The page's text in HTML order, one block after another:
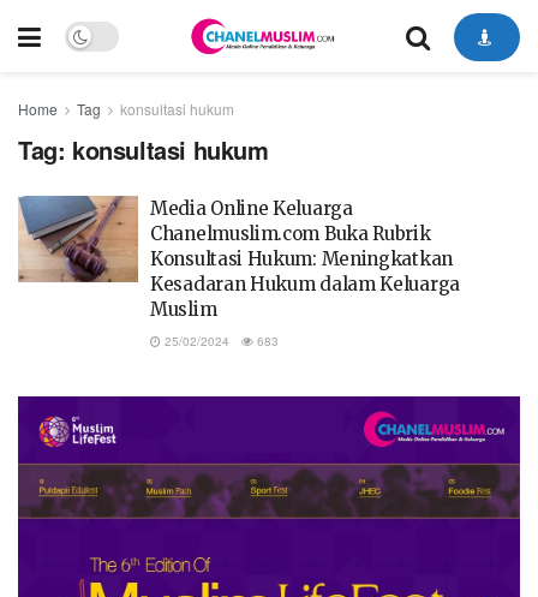
Home Tag konsultasi hukum
Tag: konsultasi hukum
Media Online Keluarga
Chanelmuslim.com Buka Rubrik
Konsultasi Hukum: Meningkatkan
Kesadaran Hukum dalam Keluarga
Muslim
25/02/2024 683